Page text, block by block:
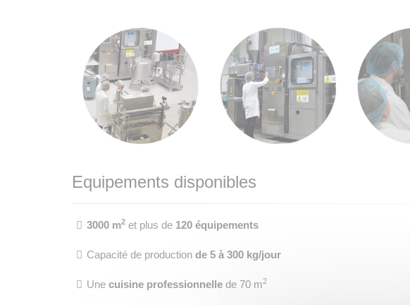
Equipements disponibles
3000 m2 et plus de 120 équipements
Capacité de production de 5 à 300 kg/jour
Une cuisine professionnelle de 70 m2